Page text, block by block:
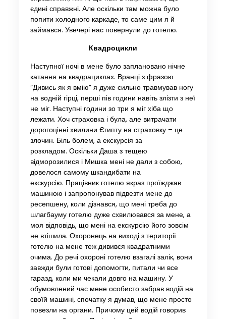
єдині справжні. Але оскільки там можна було
попити холодного каркаде, то саме цим я й
займався. Увечері нас повернули до готелю.
Квадроцикли
Наступної ночі в мене було заплановано нічне
катання на квадрациклах. Вранці з фразою
“Дивись як я вмію” я дуже сильно травмував ногу
на водній гірці, перші пів години навіть злізти з неї
не міг. Наступні години зо три я міг хіба що
лежати. Хоч страховка і була, але витрачати
дорогоцінні хвилини Єгипту на страховку – це
злочин. Біль болем, а екскурсія за
розкладом. Оскільки Даша з тещею
відморозилися і Мишка мені не дали з собою,
довелося самому шкандибати на
екскурсію. Працівник готелю якраз проїжджав
машиною і запропонував підвезти мене до
ресепшену, коли дізнався, що мені треба до
шлагбауму готелю дуже схвилювався за мене, а
моя відповідь, що мені на екскурсію його зовсім
не втішила. Охоронець на виході з території
готелю на мене теж дивився квадратними
очима. До речі охороні готелю взагалі залік, вони
завжди були готові допомогти, питали чи все
гаразд, коли ми чекали довго на машину. У
обумовлений час мене особисто забрав водій на
своїй машині, спочатку я думав, що мене просто
повезли на органи. Причому цей водій говорив